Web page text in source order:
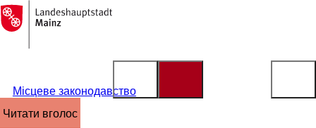
Перейти до змісту
На
головну
сторінку
Місцеве законодавство
читати вголос